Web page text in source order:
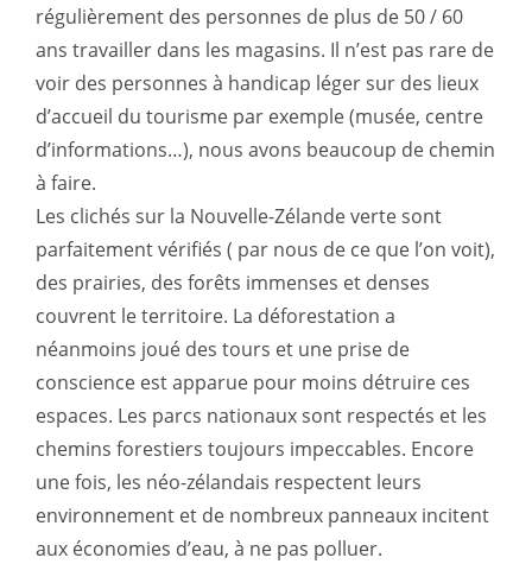
régulièrement des personnes de plus de 50 / 60
ans travailler dans les magasins. Il n’est pas rare de
voir des personnes à handicap léger sur des lieux
d’accueil du tourisme par exemple (musée, centre
d’informations…), nous avons beaucoup de chemin
à faire.
Les clichés sur la Nouvelle-Zélande verte sont
parfaitement vérifiés ( par nous de ce que l’on voit),
des prairies, des forêts immenses et denses
couvrent le territoire. La déforestation a
néanmoins joué des tours et une prise de
conscience est apparue pour moins détruire ces
espaces. Les parcs nationaux sont respectés et les
chemins forestiers toujours impeccables. Encore
une fois, les néo-zélandais respectent leurs
environnement et de nombreux panneaux incitent
aux économies d’eau, à ne pas polluer.